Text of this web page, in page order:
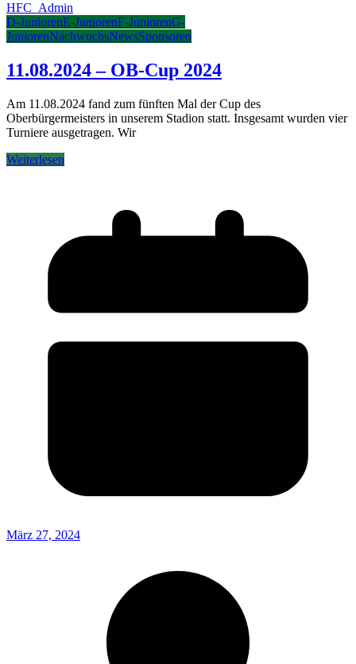
HFC_Admin
D-JuniorenE-JuniorenF-JuniorenG-
JuniorenNachwuchsNewsSponsoren
11.08.2024 – OB-Cup 2024
Am 11.08.2024 fand zum fünften Mal der Cup des
Oberbürgermeisters in unserem Stadion statt. Insgesamt wurden vier
Turniere ausgetragen. Wir
Weiterlesen
März 27, 2024